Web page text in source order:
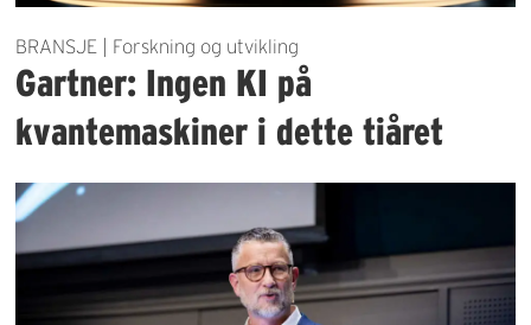
BRANSJE | Forskning og utvikling
Gartner: Ingen KI på
kvantemaskiner i dette tiåret